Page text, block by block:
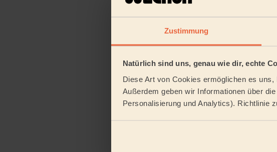
Zustimmung
Natürlich sind uns, genau wie dir, echte
Diese Art von Cookies ermöglichen es
Außerdem geben wir Informationen über
Personalisierung und Analytics). Richtlinie